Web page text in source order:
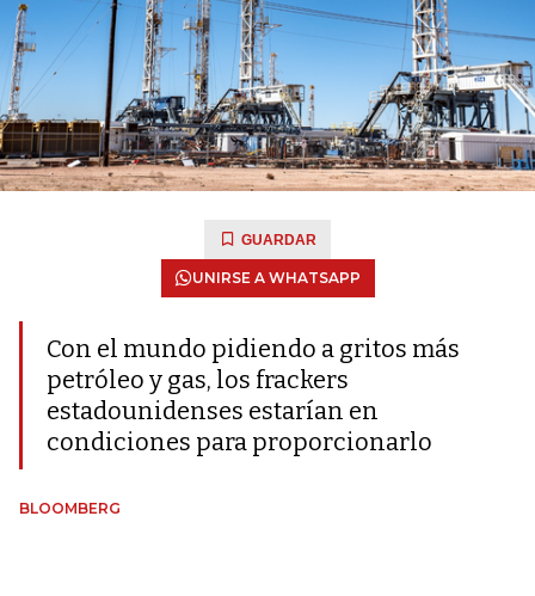
GUARDAR
UNIRSE A WHATSAPP
Con el mundo pidiendo a gritos más
petróleo y gas, los frackers
estadounidenses estarían en
condiciones para proporcionarlo
BLOOMBERG